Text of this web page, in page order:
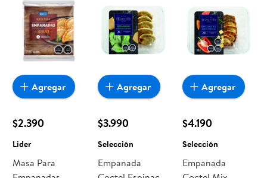
$2.390
Lider
Masa Para
Agregar
$3.990
Selección
Empanada
Agregar
$4.190
Selección
Empanada
Agregar